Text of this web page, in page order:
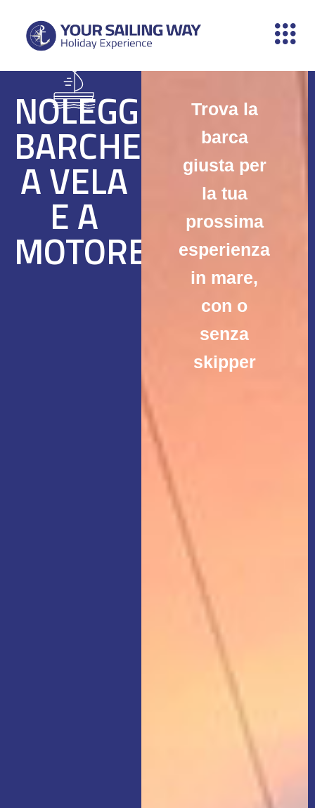
contenuto
NOLEGGIO
BARCHE
A VELA
E A
MOTORE
Trova la
barca
giusta per
la tua
prossima
esperienza
in mare,
con o
senza
skipper